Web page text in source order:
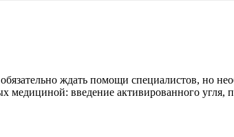
ждать помощи специалистов, но
введение активированного угля,